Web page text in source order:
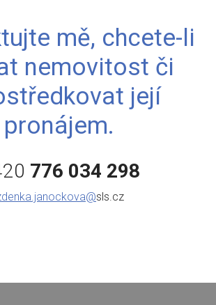
mě, chcete-li
nemovitost či
její
pronájem.
776 034 298
sls.cz